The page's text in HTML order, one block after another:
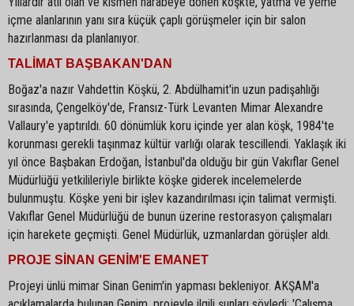
içme alanlarının yanı sıra küçük çaplı görüşmeler için bir salon
hazırlanması da planlanıyor.
TALİMAT BAŞBAKAN'DAN
Boğaz'a nazır Vahdettin Köşkü, 2. Abdülhamit'in uzun padişahlığı
sırasında, Çengelköy'de, Fransız-Türk Levanten Mimar Alexandre
Vallaury'e yaptırıldı. 60 dönümlük koru içinde yer alan köşk, 1984'te
korunması gerekli taşınmaz kültür varlığı olarak tescillendi. Yaklaşık iki
yıl önce Başbakan Erdoğan, İstanbul'da olduğu bir gün Vakıflar Genel
Müdürlüğü yetkilileriyle birlikte köşke giderek incelemelerde
bulunmuştu. Köşke yeni bir işlev kazandırılması için talimat vermişti.
Vakıflar Genel Müdürlüğü de bunun üzerine restorasyon çalışmaları
için harekete geçmişti. Genel Müdürlük, uzmanlardan görüşler aldı.
PROJE SİNAN GENİM'E EMANET
Projeyi ünlü mimar Sinan Genim'in yapması bekleniyor. AKŞAM'a